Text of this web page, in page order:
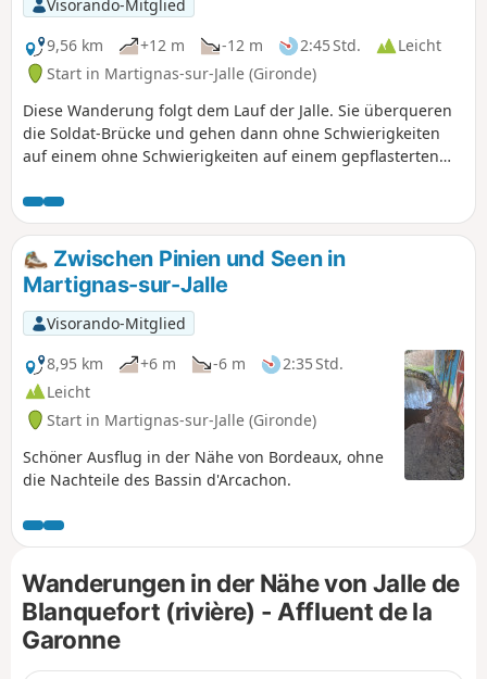
Visorando-Mitglied
9,56 km
+12 m -12 m 2:45 Std.
Leicht
Start in Martignas-sur-Jalle (Gironde)
Diese Wanderung folgt dem Lauf der Jalle. Sie überqueren
die Soldat-Brücke und gehen dann ohne Schwierigkeiten
auf einem ohne Schwierigkeiten auf einem gepflasterten
Zwischen Pinien und Seen in
Martignas-sur-Jalle
Visorando-Mitglied
8,95 km
+6 m -6 m
2:35 Std.
Leicht
Start in Martignas-sur-Jalle (Gironde)
Schöner Ausflug in der Nähe von Bordeaux, ohne
die Nachteile des Bassin d'Arcachon.
Wanderungen in der Nähe von Jalle de
Blanquefort (rivière) - Affluent de la
Garonne